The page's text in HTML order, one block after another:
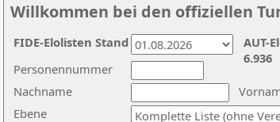
Willkommen bei den offiziellen
Nachname
Ebene
Personennummer
AUT-
6.936
FIDE-Elolisten Stand